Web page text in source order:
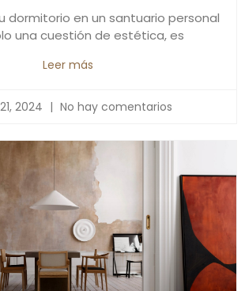
dormitorio en un santuario personal
una cuestión de estética, es
Leer más
2024 No hay comentarios